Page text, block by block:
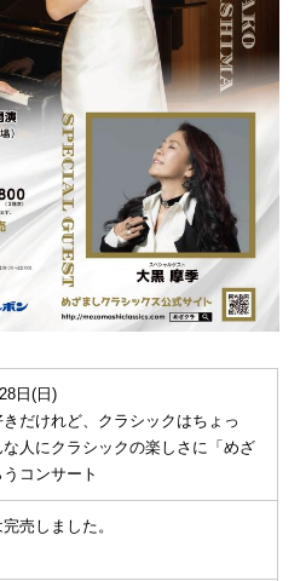
日(日)
きだけれど、クラシックはちょっ
人にクラシックの楽しさに「めざ
コンサート
売しました。